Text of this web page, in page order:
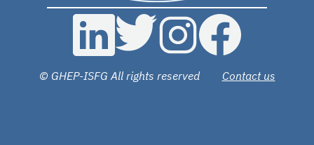
© GHEP-ISFG All rights reserved Contact us